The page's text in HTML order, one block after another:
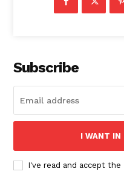
Subscribe
I WANT IN
I've read and accept the